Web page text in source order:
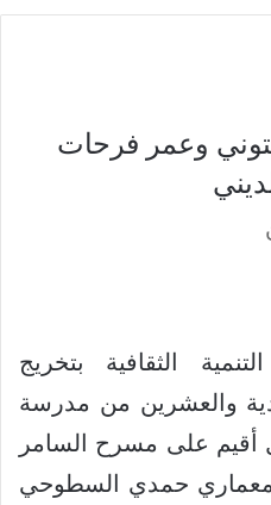
وعمر فرحات
الثقافية بتخريج
والعشرين من مدرسة
أقيم على مسرح السامر
حمدي السطوحي